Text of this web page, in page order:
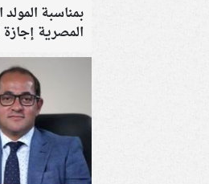
بمناسبة
المصرية